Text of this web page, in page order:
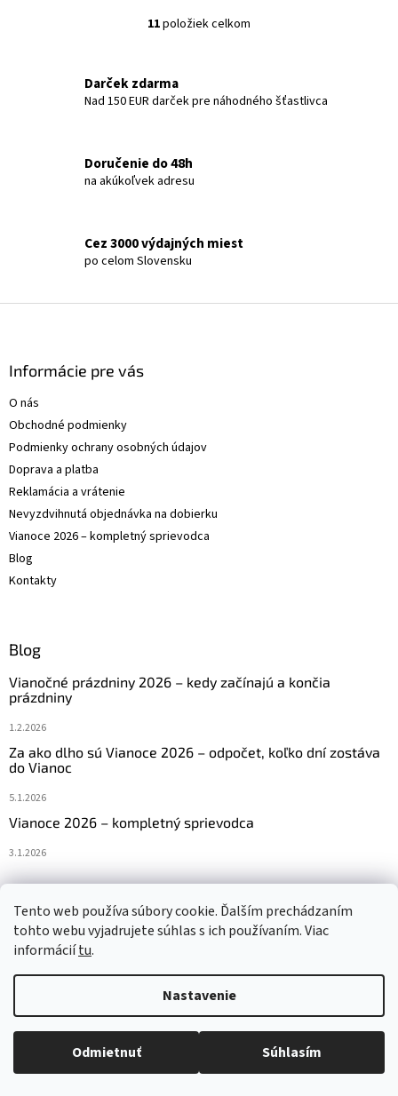
Tento web používa súbory cookie. Ďalším prechádzaním
tohto webu vyjadrujete súhlas s ich používaním. Viac
informáciítu.
Nastavenie
Odmietnuť Súhlasím
O
d
k
y
p
11položiek celkom
Darček zdarma
Nad 150 EUR darček pre náhodného šťastlivca
Doručenie do 48h
na akúkoľvek adresu
Cez 3000 výdajných miest
po celom Slovensku
Informácie pre vás
O nás
Obchodné podmienky
Podmienky ochrany osobných údajov
Doprava a platba
Reklamácia a vrátenie
Nevyzdvihnutá objednávka na dobierku
Vianoce 2026 – kompletný sprievodca
Blog
Kontakty
Blog
Vianočné prázdniny 2026 – kedy začínajú a končia
prázdniny
1.2.2026
Za ako dlho sú Vianoce 2026 – odpočet, koľko dní zostáva
do Vianoc
5.1.2026
Vianoce 2026 – kompletný sprievodca
3.1.2026
Navštívte aj náš český e-shop www.vanocniretezy.cz
Vytvoril Shoptet
Copyright 2026Vianocneretaze.sk . Všetky práva vyhradené.